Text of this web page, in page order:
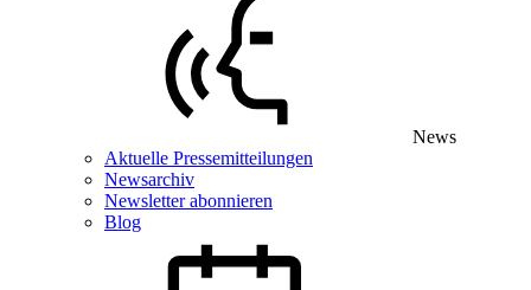
News
Aktuelle Pressemitteilungen
Newsarchiv
Newsletter abonnieren
Blog